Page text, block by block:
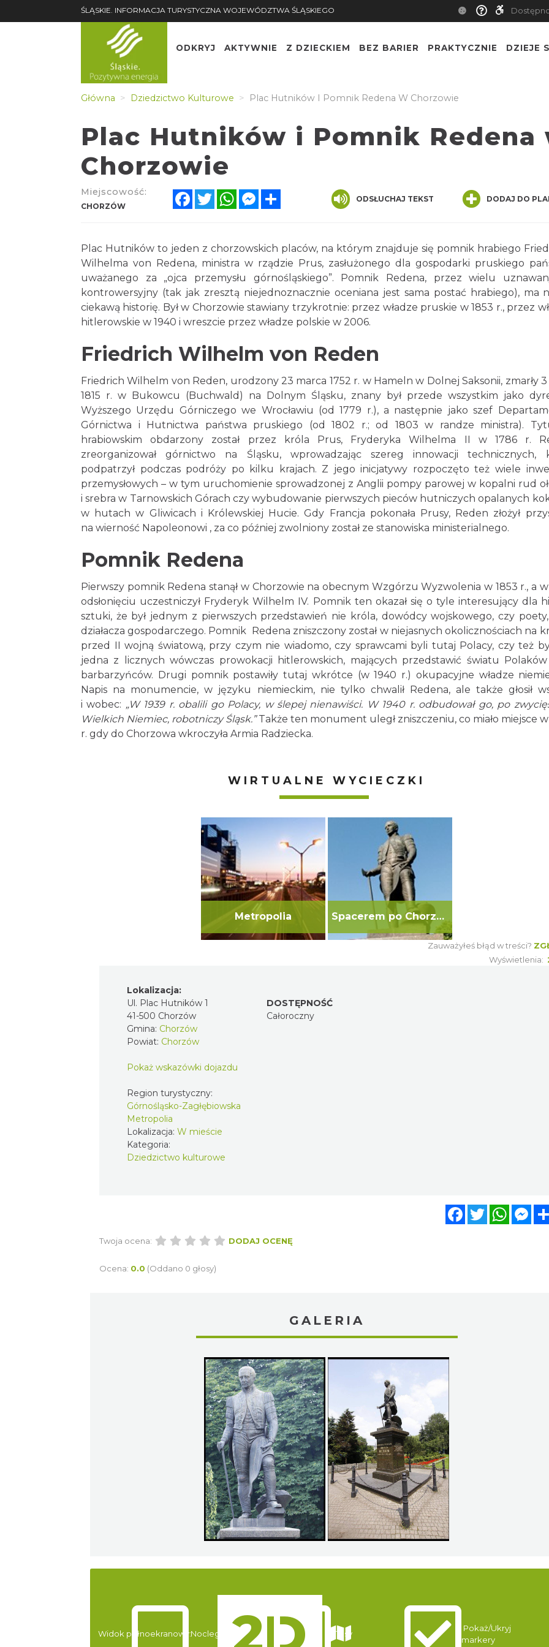
ŚLĄSKIE. INFORMACJA TURYSTYCZNA WOJEWÓDZTWA ŚLĄSKIEGO
ODKRYJ AKTYWNIE Z DZIECKIEM BEZ BARIER PRAKTYCZNIE DZIEJE
Główna Dziedzictwo Kulturowe Plac Hutników I Pomnik Redena W Chorzowie
Plac Hutników i Pomnik Redena
Chorzowie
Miejscowość:
CHORZÓW
FacebookTwitterWhatsAppMessenger ODSŁUCHAJ TEKST DODAJ DO
Plac Hutników to jeden z chorzowskich placów, na którym znajduje się pomnik hrabiego
Wilhelma von Redena, ministra w rządzie Prus, zasłużonego dla gospodarki pruskiego
uważanego za „ojca przemysłu górnośląskiego”. Pomnik Redena, przez wielu
kontrowersyjny (tak jak zresztą niejednoznacznie oceniana jest sama postać hrabiego), ma
ciekawą historię. Był w Chorzowie stawiany trzykrotnie: przez władze pruskie w 1853 r., przez
hitlerowskie w 1940 i wreszcie przez władze polskie w 2006.
Friedrich Wilhelm von Reden
Friedrich Wilhelm von Reden, urodzony 23 marca 1752 r. w Hameln w Dolnej Saksonii, zmarły
1815 r. w Bukowcu (Buchwald) na Dolnym Śląsku, znany był przede wszystkim jako
Wyższego Urzędu Górniczego we Wrocławiu (od 1779 r.), a następnie jako szef
Górnictwa i Hutnictwa państwa pruskiego (od 1802 r.; od 1803 w randze ministra).
hrabiowskim obdarzony został przez króla Prus, Fryderyka Wilhelma II w 1786 r.
zreorganizował górnictwo na Śląsku, wprowadzając szereg innowacji technicznych,
podpatrzył podczas podróży po kilku krajach. Z jego inicjatywy rozpoczęto też wiele
przemysłowych – w tym uruchomienie sprowadzonej z Anglii pompy parowej w kopalni rud
i srebra w Tarnowskich Górach czy wybudowanie pierwszych pieców hutniczych opalanych
w hutach w Gliwicach i Królewskiej Hucie. Gdy Francja pokonała Prusy, Reden złożył
na wierność Napoleonowi , za co później zwolniony został ze stanowiska ministerialnego.
Pomnik Redena
Pierwszy pomnik Redena stanął w Chorzowie na obecnym Wzgórzu Wyzwolenia w 1853 r., a
odsłonięciu uczestniczył Fryderyk Wilhelm IV. Pomnik ten okazał się o tyle interesujący dla
sztuki, że był jednym z pierwszych przedstawień nie króla, dowódcy wojskowego, czy
działacza gospodarczego. Pomnik Redena zniszczony został w niejasnych okolicznościach na
przed II wojną światową, przy czym nie wiadomo, czy sprawcami byli tutaj Polacy, czy też
jedna z licznych wówczas prowokacji hitlerowskich, mających przedstawić światu
barbarzyńców. Drugi pomnik postawiły tutaj wkrótce (w 1940 r.) okupacyjne władze
Napis na monumencie, w języku niemieckim, nie tylko chwalił Redena, ale także głosił
i wobec: „W 1939 r. obalili go Polacy, w ślepej nienawiści. W 1940 r. odbudował go, po
Wielkich Niemiec, robotniczy Śląsk.”Także ten monument uległ zniszczeniu, co miało miejsce w
r. gdy do Chorzowa wkroczyła Armia Radziecka.
WIRTUALNE WYCIECZKI
Metropolia Spacerem po Chorzowie
Zauważyłeś błąd w treści?
Wyświetlenia:
Lokalizacja:
Ul. Plac Hutników 1
41-500 Chorzów
Gmina: Chorzów
Powiat: Chorzów
Pokaż wskazówki dojazdu
Region turystyczny:
Górnośląsko-Zagłębiowska
Metropolia
Lokalizacja: W mieście
Kategoria:
Dziedzictwo kulturowe
DOSTĘPNOŚĆ
Całoroczny
FacebookTwitter
Twoja ocena: DODAJ OCENĘ
Ocena: 0.0 (Oddano 0 głosy)
GALERIA
Widok pełnoekranowy:Noclegi Trasy
Pokaż/Ukryj
markery